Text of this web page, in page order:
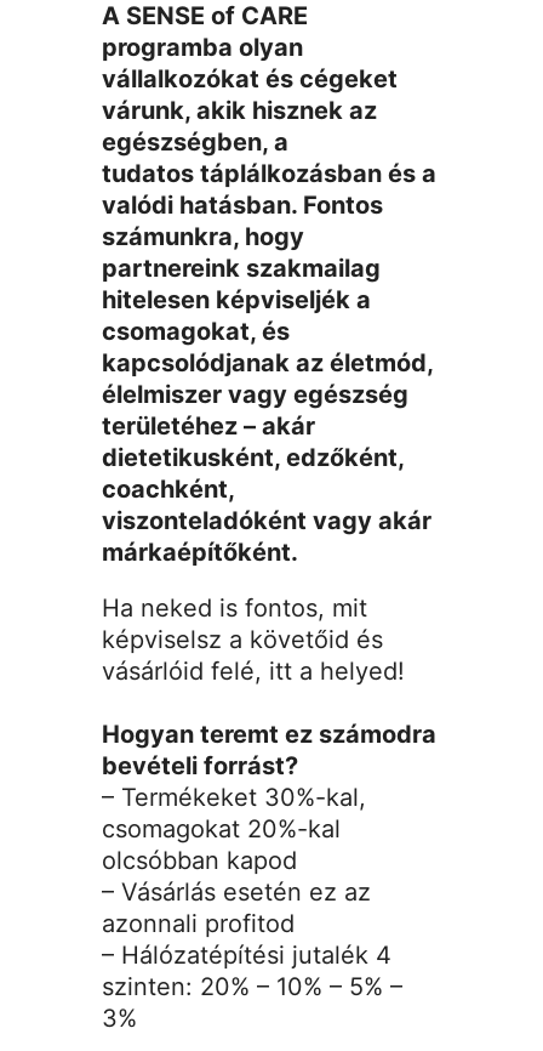
A SENSE of CARE
programba olyan
vállalkozókat és cégeket
várunk, akik hisznek az
egészségben, a
tudatos táplálkozásban és a
valódi hatásban. Fontos
számunkra, hogy
partnereink szakmailag
hitelesen képviseljék a
csomagokat, és
kapcsolódjanak az életmód,
élelmiszer vagy egészség
területéhez – akár
dietetikusként, edzőként,
coachként,
viszonteladóként vagy akár
márkaépítőként.
Ha neked is fontos, mit
képviselsz a követőid és
vásárlóid felé, itt a helyed!
Hogyan teremt ez számodra
bevételi forrást?
– Termékeket 30%-kal,
csomagokat 20%-kal
olcsóbban kapod
– Vásárlás esetén ez az
azonnali profitod
– Hálózatépítési jutalék 4
szinten: 20% – 10% – 5% –
3%